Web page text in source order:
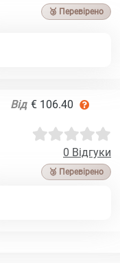
🥉 Перевірено
Від € 106.40
0 Відгуки
🥉 Перевірено